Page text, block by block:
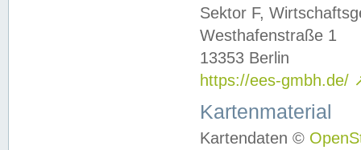
Sektor F,
Westhafenstraße 1
13353 Berlin
https://ees-gmbh.de/
Kartenmaterial
Kartendaten ©